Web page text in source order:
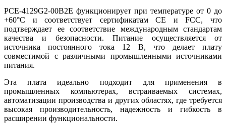
PCE-4129G2-00B2E функционирует при температуре от 0 до
+60°C и соответствует сертификатам CE и FCC, что
подтверждает ее соответствие международным стандартам
качества и безопасности. Питание осуществляется от
источника постоянного тока 12 В, что делает плату
совместимой с различными промышленными источниками
питания.
Эта плата идеально подходит для применения в
промышленных компьютерах, встраиваемых системах,
автоматизации производства и других областях, где требуется
высокая производительность, надежность и гибкость в
расширении функциональности.